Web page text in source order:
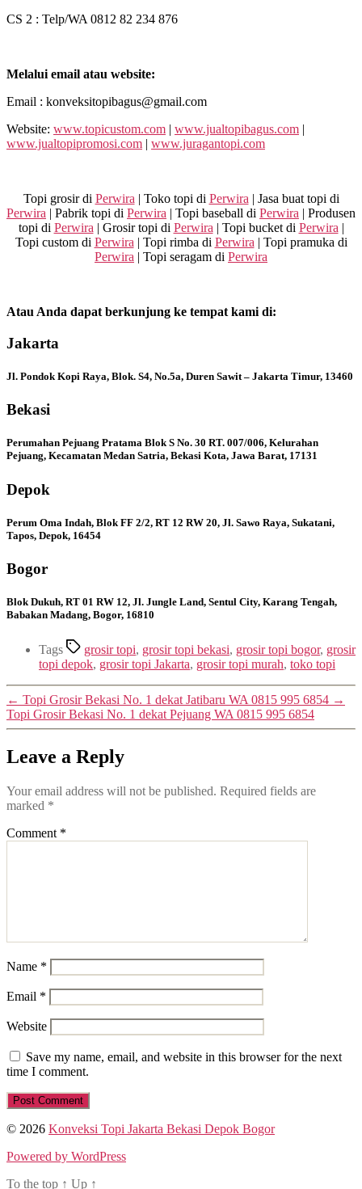
CS 2 : Telp/WA 0812 82 234 876
Melalui email atau website:
Email : konveksitopibagus@gmail.com
Website: www.topicustom.com | www.jualtopibagus.com |
www.jualtopipromosi.com | www.juragantopi.com
Topi grosir di Perwira | Toko topi di Perwira | Jasa buat topi di
Perwira | Pabrik topi di Perwira | Topi baseball di Perwira | Produsen
topi di Perwira | Grosir topi di Perwira | Topi bucket di Perwira |
Topi custom di Perwira | Topi rimba di Perwira | Topi pramuka di
Perwira | Topi seragam di Perwira
Atau Anda dapat berkunjung ke tempat kami di:
Jakarta
Jl. Pondok Kopi Raya, Blok. S4, No.5a, Duren Sawit – Jakarta Timur, 13460
Bekasi
Perumahan Pejuang Pratama Blok S No. 30 RT. 007/006, Kelurahan
Pejuang, Kecamatan Medan Satria, Bekasi Kota, Jawa Barat, 17131
Depok
Perum Oma Indah, Blok FF 2/2, RT 12 RW 20, Jl. Sawo Raya, Sukatani,
Tapos, Depok, 16454
Bogor
Blok Dukuh, RT 01 RW 12, Jl. Jungle Land, Sentul City, Karang Tengah,
Babakan Madang, Bogor, 16810
Tags grosir topi, grosir topi bekasi, grosir topi bogor, grosir
topi depok, grosir topi Jakarta, grosir topi murah, toko topi
← Topi Grosir Bekasi No. 1 dekat Jatibaru WA 0815 995 6854 →
Topi Grosir Bekasi No. 1 dekat Pejuang WA 0815 995 6854
Leave a Reply
Your email address will not be published. Required fields are
marked *
Comment *
Name *
Email *
Website
Save my name, email, and website in this browser for the next
time I comment.
© 2026 Konveksi Topi Jakarta Bekasi Depok Bogor
Powered by WordPress
To the top ↑ Up ↑